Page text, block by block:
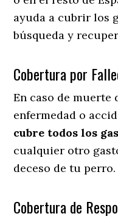
ayuda a cubrir los
búsqueda y
Cobertura por
En caso de muerte
enfermedad o
cubre todos los
cualquier otro
deceso de tu perro.
Cobertura de